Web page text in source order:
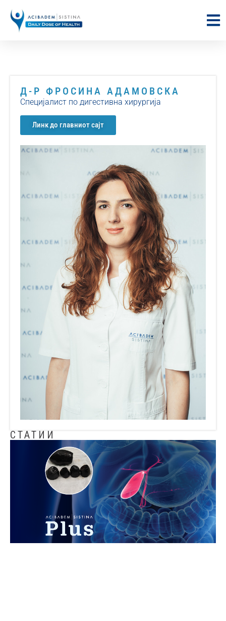
Д-Р ФРОСИНА АДАМОВСКА
Специјалист по дигестивна хирургија
Линк до главниот сајт
СТАТИИ